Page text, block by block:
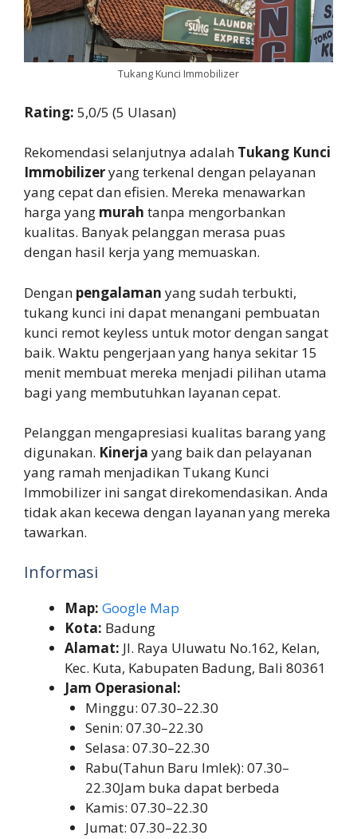
Tukang Kunci Immobilizer
Rating: 5,0/5 (5 Ulasan)
Rekomendasi selanjutnya adalah Tukang Kunci
Immobilizeryang terkenal dengan pelayanan
yang cepat dan efisien. Mereka menawarkan
harga yang murah tanpa mengorbankan
kualitas. Banyak pelanggan merasa puas
dengan hasil kerja yang memuaskan.
Dengan pengalaman yang sudah terbukti,
tukang kunci ini dapat menangani pembuatan
kunci remot keyless untuk motor dengan sangat
baik. Waktu pengerjaan yang hanya sekitar 15
menit membuat mereka menjadi pilihan utama
bagi yang membutuhkan layanan cepat.
Pelanggan mengapresiasi kualitas barang yang
digunakan. Kinerja yang baik dan pelayanan
yang ramah menjadikan Tukang Kunci
Immobilizer ini sangat direkomendasikan. Anda
tidak akan kecewa dengan layanan yang mereka
tawarkan.
Informasi
Map: Google Map
Kota: Badung
Alamat: Jl. Raya Uluwatu No.162, Kelan,
Kec. Kuta, Kabupaten Badung, Bali 80361
Jam Operasional:
Minggu: 07.30–22.30
Senin: 07.30–22.30
Selasa: 07.30–22.30
Rabu(Tahun Baru Imlek): 07.30–
22.30Jam buka dapat berbeda
Kamis: 07.30–22.30
Jumat: 07.30–22.30